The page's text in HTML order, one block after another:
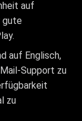
auf
gute
auf Englisch,
Support zu
zu